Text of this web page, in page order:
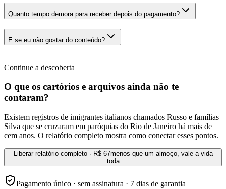
Quanto tempo demora para receber depois do pagamento?
E se eu não gostar do conteúdo?
Continue a descoberta
O que os cartórios e arquivos ainda não te
contaram?
Existem registros de imigrantes italianos chamados Russo e famílias
Silva que se cruzaram em paróquias do Rio de Janeiro há mais de
cem anos. O relatório completo mostra como conectar esses pontos.
Liberar relatório completo · R$ 67menos que um almoço, vale a vida
toda
Pagamento único · sem assinatura · 7 dias de garantia